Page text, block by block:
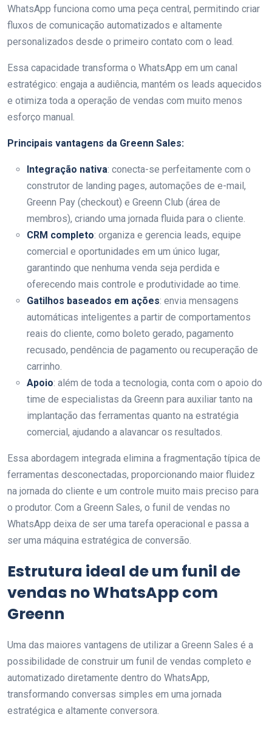
WhatsApp funciona como uma peça central, permitindo criar
fluxos de comunicação automatizados e altamente
personalizados desde o primeiro contato com o lead.
Essa capacidade transforma o WhatsApp em um canal
estratégico: engaja a audiência, mantém os leads aquecidos
e otimiza toda a operação de vendas com muito menos
esforço manual.
Principais vantagens da Greenn Sales:
Integração nativa: conecta-se perfeitamente com o
construtor de landing pages, automações de e-mail,
Greenn Pay (checkout) e Greenn Club (área de
membros), criando uma jornada fluida para o cliente.
CRM completo: organiza e gerencia leads, equipe
comercial e oportunidades em um único lugar,
garantindo que nenhuma venda seja perdida e
oferecendo mais controle e produtividade ao time.
Gatilhos baseados em ações: envia mensagens
automáticas inteligentes a partir de comportamentos
reais do cliente, como boleto gerado, pagamento
recusado, pendência de pagamento ou recuperação de
carrinho.
Apoio: além de toda a tecnologia, conta com o apoio do
time de especialistas da Greenn para auxiliar tanto na
implantação das ferramentas quanto na estratégia
comercial, ajudando a alavancar os resultados.
Essa abordagem integrada elimina a fragmentação típica de
ferramentas desconectadas, proporcionando maior fluidez
na jornada do cliente e um controle muito mais preciso para
o produtor. Com a Greenn Sales, o funil de vendas no
WhatsApp deixa de ser uma tarefa operacional e passa a
ser uma máquina estratégica de conversão.
Estrutura ideal de um funil de
vendas no WhatsApp com
Greenn
Uma das maiores vantagens de utilizar a Greenn Sales é a
possibilidade de construir um funil de vendas completo e
automatizado diretamente dentro do WhatsApp,
transformando conversas simples em uma jornada
estratégica e altamente conversora.